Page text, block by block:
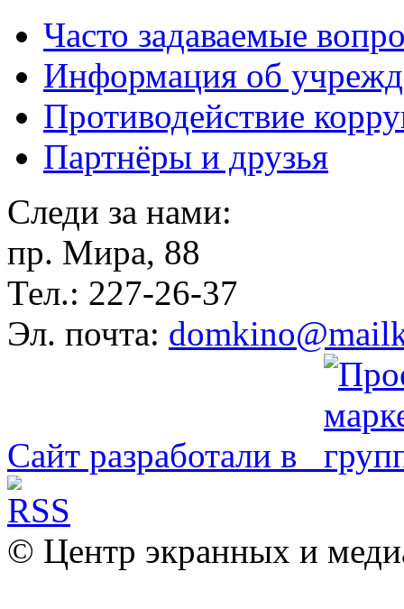
Часто задаваемые
Информация об
Противодействие
Партнёры и друзья
Следи за нами:
пр. Мира, 88
Тел.: 227-26-37
Эл. почта:
Сайт разработали в
© Центр экранных и